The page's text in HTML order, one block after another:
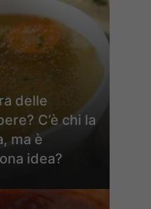
delle
C’è chi la
ma è
idea?